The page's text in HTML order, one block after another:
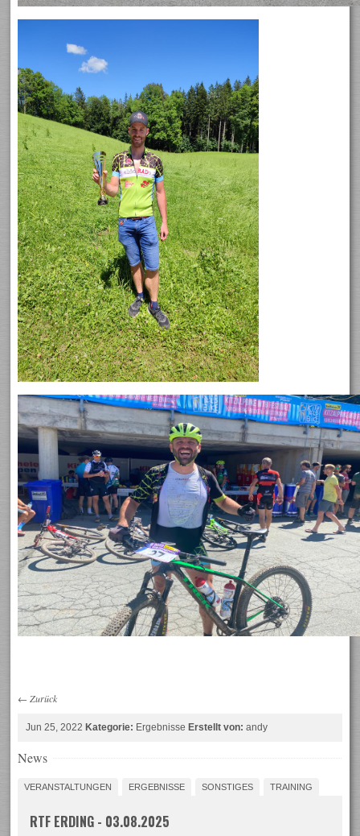
← Zurück
Jun 25, 2022Kategorie: ErgebnisseErstellt von: andy
News
VERANSTALTUNGEN ERGEBNISSE SONSTIGES TRAINING
RTF ERDING - 03.08.2025